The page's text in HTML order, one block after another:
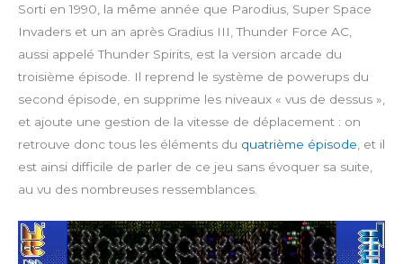
Sorti en 1990, la même année que Parodius, Super Space
Invaders et un an après Gradius III, Thunder Force AC,
aussi appelé Thunder Spirits, est la version arcade du
troisième épisode. Il reprend le système de powerups du
second épisode, en supprime les niveaux « vus de dessus »,
et ajoute une gestion de la vitesse de déplacement : on
retrouve donc tous les éléments du quatrième épisode, et il
est ainsi difficile de parler de ce jeu sans évoquer sa suite,
au vu des nombreuses ressemblances.